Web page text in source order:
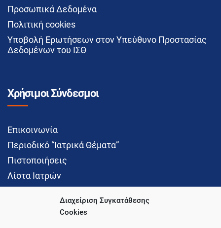
Διαχείριση Συγκατάθεσης
Cookies
Προσωπικά Δεδομένα
Πολιτική cookies
Υποβολή Ερωτήσεων στον Υπεύθυνο Προστασίας
Δεδομένων του ΙΣΘ
Χρήσιμοι Σύνδεσμοι
Επικοινωνία
Περιοδικό “Ιατρικά Θέματα”
Πιστοποιήσεις
Λίστα Ιατρών
Social Media